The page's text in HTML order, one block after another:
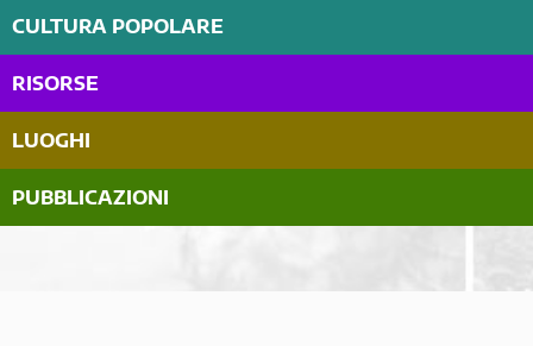
CULTURA POPOLARE
RISORSE
LUOGHI
PUBBLICAZIONI